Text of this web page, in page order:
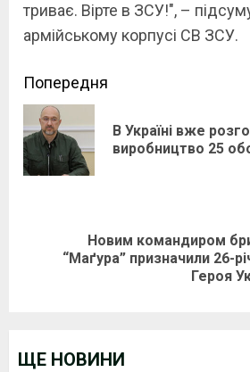
триває. Вірте в ЗСУ!", –
армійському корпусі СВ ЗСУ.
Continue
Reading
Попередня
В Україні вже
виробництво 25
Новим командиром
“Маґура” призначили 26-
Героя
ЩЕ НОВИНИ